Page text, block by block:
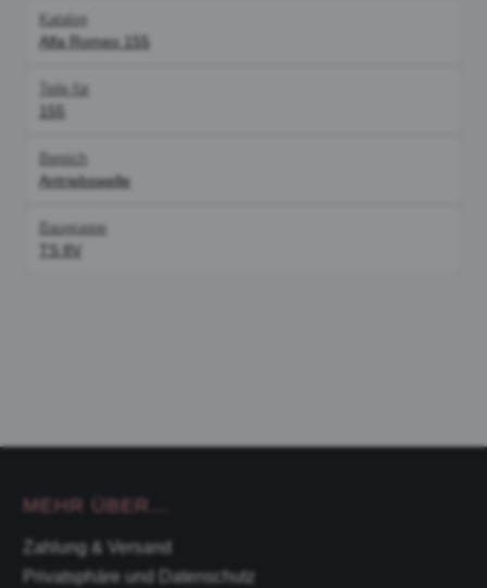
Katalog
Alfa Romeo 155
Teile für
155
Bereich
Antriebswelle
Baugruppe
TS 8V
MEHR ÜBER...
Zahlung & Versand
Privatsphäre und Datenschutz